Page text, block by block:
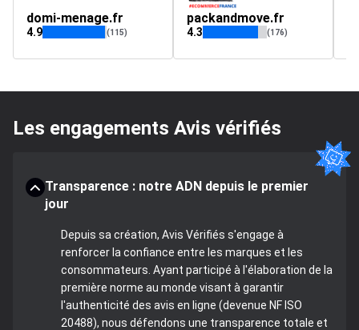
domi-menage.fr
4.9 (115)
packandmove.fr
4.3 (176)
Les engagements Avis vérifiés
Transparence : notre ADN depuis le premier
jour
Depuis sa création, Avis Vérifiés s'engage à
renforcer la confiance entre les marques et les
consommateurs. Ayant participé à l'élaboration de la
première norme au monde visant à garantir
l'authenticité des avis en ligne (devenue NF ISO
20488), nous défendons une transparence totale et